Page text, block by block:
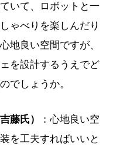
いて、ロボットと一
ゃべりを楽しんだり
地良い空間ですが、
を設計するうえでど
でしょうか。
藤氏）
：心地良い空
を工夫すればいいと